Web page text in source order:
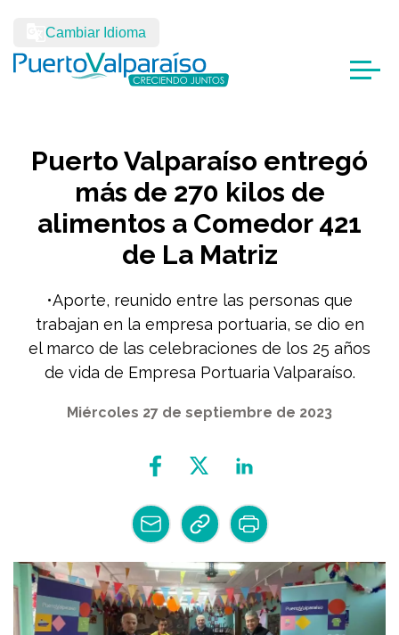
Cambiar Idioma
Puerto Valparaíso entregó
más de 270 kilos de
alimentos a Comedor 421
de La Matriz
•Aporte, reunido entre las personas que
trabajan en la empresa portuaria, se dio en
el marco de las celebraciones de los 25 años
de vida de Empresa Portuaria Valparaíso.
Miércoles 27 de septiembre de 2023